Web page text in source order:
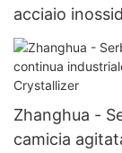
acciaio
essiccatore a
calda
Zhanghua -
camicia